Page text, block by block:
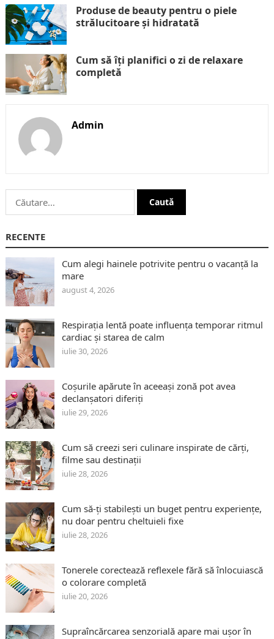
Produse de beauty pentru o piele
strălucitoare și hidratată
Cum să îți planifici o zi de relaxare
completă
Admin
Caută
după:
RECENTE
Cum alegi hainele potrivite pentru o vacanță la
mare
august 4, 2026
Respirația lentă poate influența temporar ritmul
cardiac și starea de calm
iulie 30, 2026
Coșurile apărute în aceeași zonă pot avea
declanșatori diferiți
iulie 29, 2026
Cum să creezi seri culinare inspirate de cărți,
filme sau destinații
iulie 28, 2026
Cum să-ți stabilești un buget pentru experiențe,
nu doar pentru cheltuieli fixe
iulie 28, 2026
Tonerele corectează reflexele fără să înlocuiască
o colorare completă
iulie 20, 2026
Supraîncărcarea senzorială apare mai ușor în